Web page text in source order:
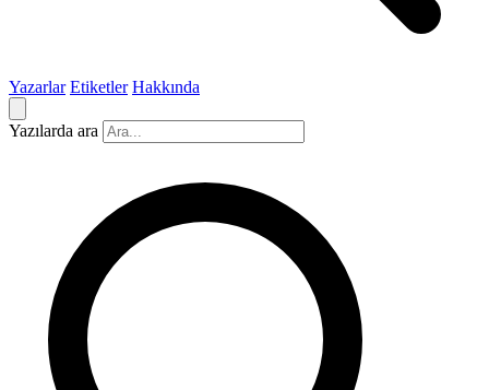
Yazarlar Etiketler Hakkında
Yazılarda ara